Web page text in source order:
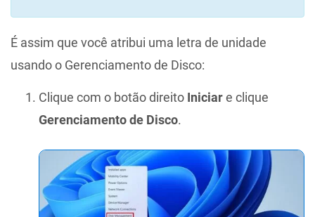
É assim que você atribui uma letra de unidade
usando o Gerenciamento de Disco:
Clique com o botão direito Iniciare clique
Gerenciamento de Disco.